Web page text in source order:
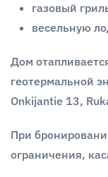
газовый
весельную
Дом
геотермальной
Onkijantie 13,
При
ограничения,